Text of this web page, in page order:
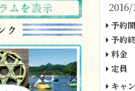
予約
予約
料金
定員
キャ